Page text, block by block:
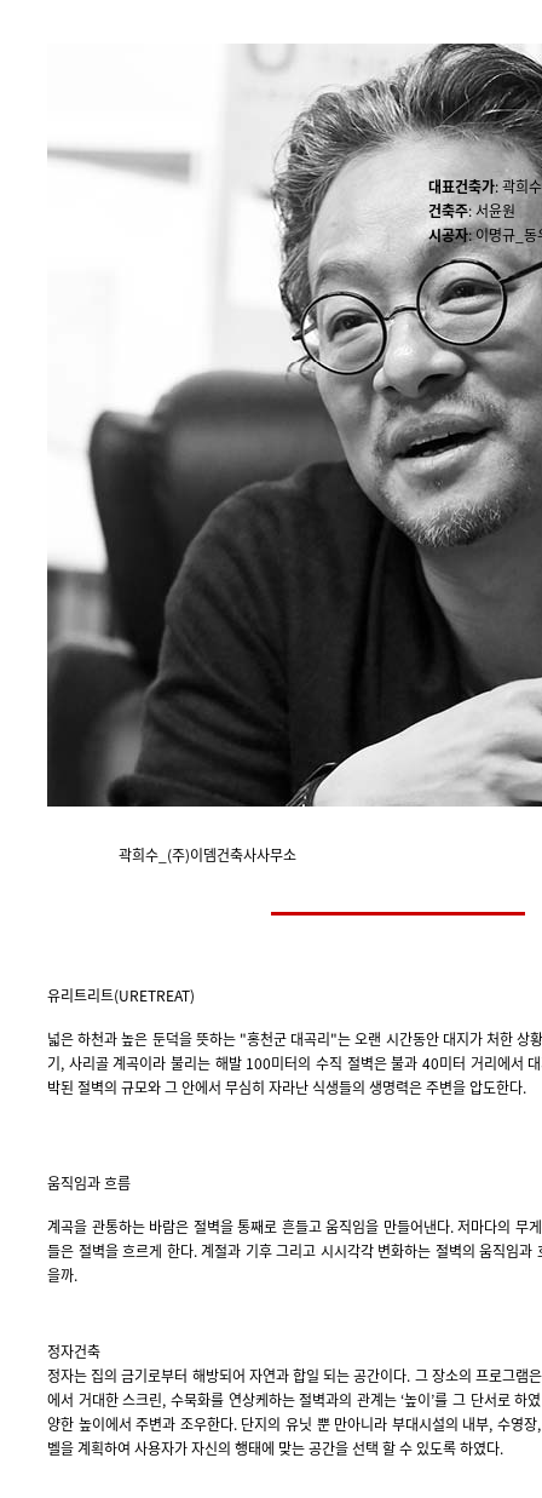
대표건축가: 곽희
건축주: 서윤원
시공자: 이명규_동
곽희수_(주)이뎀건축사사무소
유리트리트(URETREAT)
넓은 하천과 높은 둔덕을 뜻하는 "홍천군 대곡리"는 오랜 시간동안 대지가 처한 상
기, 사리골 계곡이라 불리는 해발 100미터의 수직 절벽은 불과 40미터 거리에서
박된 절벽의 규모와 그 안에서 무심히 자라난 식생들의 생명력은 주변을 압도한다.
움직임과 흐름
계곡을 관통하는 바람은 절벽을 통째로 흔들고 움직임을 만들어낸다. 저마다의 무
들은 절벽을 흐르게 한다. 계절과 기후 그리고 시시각각 변화하는 절벽의 움직임
을까.
정자건축
정자는 집의 금기로부터 해방되어 자연과 합일 되는 공간이다. 그 장소의 프로그램
에서 거대한 스크린, 수묵화를 연상케하는 절벽과의 관계는 ‘높이’를 그 단서로 하
양한 높이에서 주변과 조우한다. 단지의 유닛 뿐 만아니라 부대시설의 내부, 수영
벨을 계획하여 사용자가 자신의 행태에 맞는 공간을 선택 할 수 있도록 하였다.